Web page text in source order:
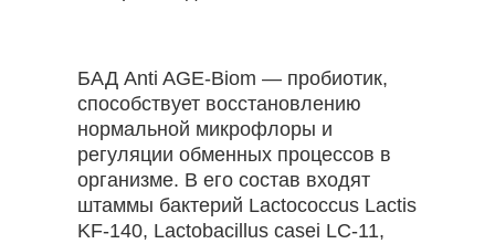
БАД Anti AGE-Biom — пробиотик,
способствует восстановлению
нормальной микрофлоры и
регуляции обменных процессов в
организме. В его состав входят
штаммы бактерий Lactococcus Lactis
KF-140, Lactobacillus casei LC-11,